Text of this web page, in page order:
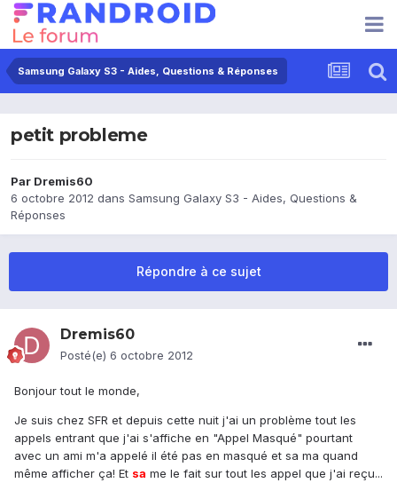
Samsung Galaxy S3 - Aides, Questions & Réponses
petit probleme
Par Dremis60
6 octobre 2012 dans Samsung Galaxy S3 - Aides, Questions &
Réponses
Répondre à ce sujet
Dremis60
Posté(e) 6 octobre 2012
Bonjour tout le monde,
Je suis chez SFR et depuis cette nuit j'ai un problème tout les
appels entrant que j'ai s'affiche en "Appel Masqué" pourtant
avec un ami m'a appelé il été pas en masqué et sa ma quand
même afficher ça! Et sa me le fait sur tout les appel que j'ai reçu...